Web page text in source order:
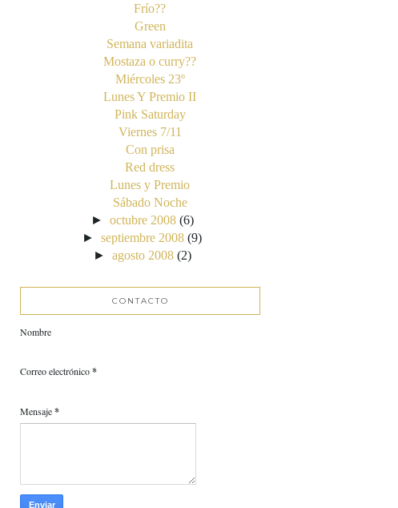
Frío??
Green
Semana variadita
Mostaza o curry??
Miércoles 23º
Lunes Y Premio II
Pink Saturday
Viernes 7/11
Con prisa
Red dress
Lunes y Premio
Sábado Noche
► octubre 2008 (6)
►septiembre 2008 (9)
► agosto 2008 (2)
CONTACTO
Nombre
Correo electrónico*
Mensaje*